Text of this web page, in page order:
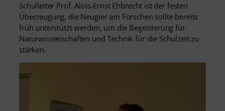
Schulleiter Prof. Alois-Ernst Ehbrecht ist der festen
Überzeugung, die Neugier am Forschen sollte bereits
früh unterstützt werden, um die Begeisterung für
Naturwissenschaften und Technik für die Schulzeit zu
stärken.